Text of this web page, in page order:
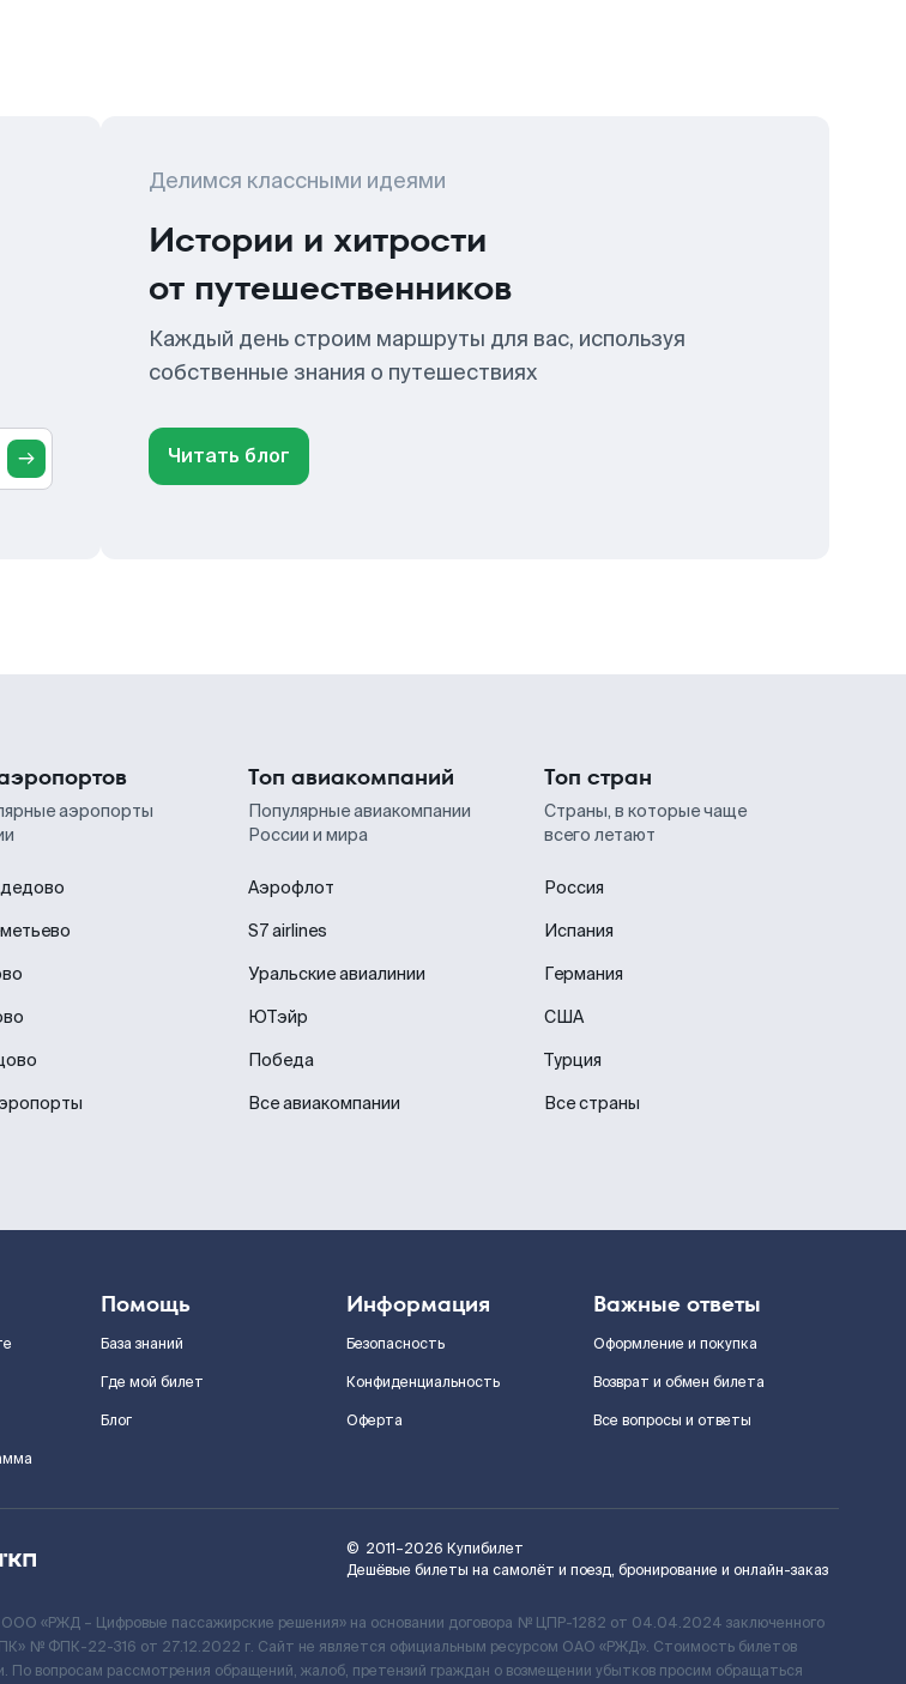
Делимся классными идеями
Истории и хитрости
от путешественников
Каждый день строим маршруты для вас, используя
собственные знания о путешествиях
Читать блог
аэропорты
Топ авиакомпаний
Популярные авиакомпании
России и мира
Аэрофлот
S7 airlines
Уральские авиалинии
ЮТэйр
Победа
Все авиакомпании
Топ стран
Страны, в которые чаще
всего летают
Россия
Испания
Германия
США
Турция
Все страны
Помощь
База знаний
Где мой билет
Блог
Информация
Безопасность
Конфиденциальность
Оферта
Важные ответы
Оформление и покупка
Возврат и обмен билета
Все вопросы и ответы
© 2011–2026 Купибилет
Дешёвые билеты на самолёт и поезд, бронирование и онлайн-заказ
«РЖД – Цифровые пассажирские решения» на основании договора № ЦПР-1282 от 04.04.2024 заключенного
№ ФПК-22-316 от 27.12.2022 г. Сайт не является официальным ресурсом ОАО «РЖД». Стоимость билетов
По вопросам рассмотрения обращений, жалоб, претензий граждан о возмещении убытков просим обращаться